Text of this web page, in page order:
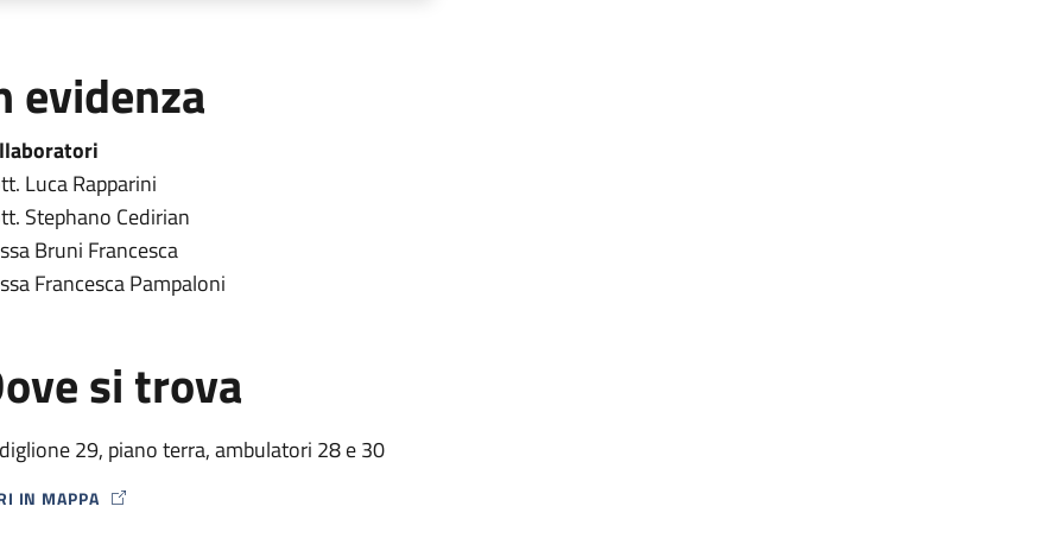
evidenza
Luca Rapparini
Stephano Cedirian
Bruni Francesca
Francesca Pampaloni
si trova
29, piano terra, ambulatori 28 e 30
IN MAPPA
ICON